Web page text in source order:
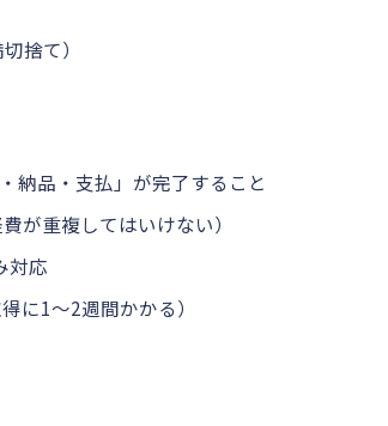
捨て）
納品・支払」が完了すること
費が重複してはいけない）
対応
に1〜2週間かかる）